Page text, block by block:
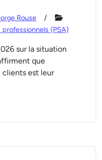
Rouse
(PSA)
sur la situation
que
clients est leur